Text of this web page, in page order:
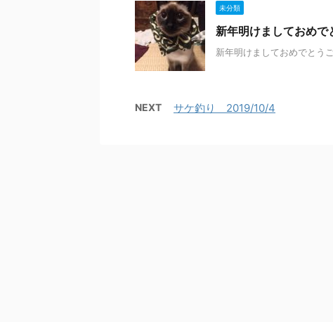
未分類
新年明けましておめ
新年明けましておめでとう
NEXT サケ釣り 2019/10/4